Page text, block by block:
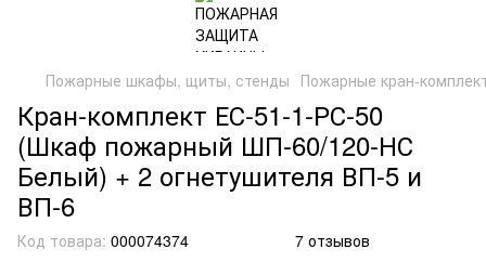
Пожарные шкафы, щиты, стенды Пожарные кран-
Кран-комплект ЕС-51-1-РС-50
(Шкаф пожарный ШП-60/120-НС
Белый) + 2 огнетушителя ВП-5 и
ВП-6
Код товара: 000074374 7 отзывов